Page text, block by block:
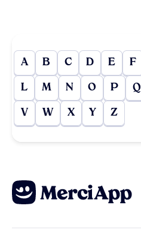
A B C D E F
L M N O P Q
V W X Y Z